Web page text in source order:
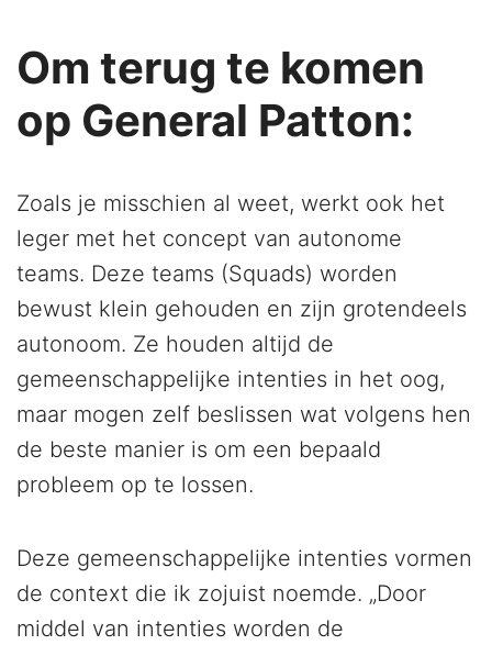
Om terug te komen
op General Patton:
Zoals je misschien al weet, werkt ook het
leger met het concept van autonome
teams. Deze teams (Squads) worden
bewust klein gehouden en zijn grotendeels
autonoom. Ze houden altijd de
gemeenschappelijke intenties in het oog,
maar mogen zelf beslissen wat volgens hen
de beste manier is om een bepaald
probleem op te lossen.
Deze gemeenschappelijke intenties vormen
de context die ik zojuist noemde. „Door
middel van intenties worden de